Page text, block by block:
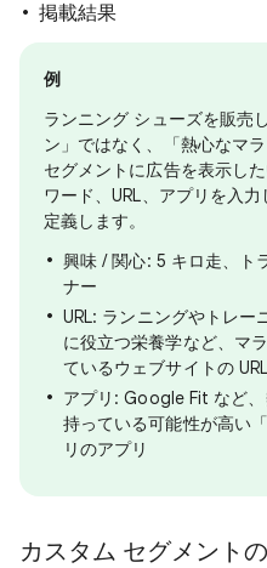
掲載結果
例
ランニング シューズを販売
ン」ではなく、「熱心なマ
セグメントに広告を表示し
ワード、URL、アプリを入
定義します。
興味 / 関心: 5 キロ走、ト
ナー
URL: ランニングやトレー
に役立つ栄養学など、マ
ているウェブサイトの URL
アプリ: Google Fit など
持っている可能性が高い
リのアプリ
カスタム セグメント